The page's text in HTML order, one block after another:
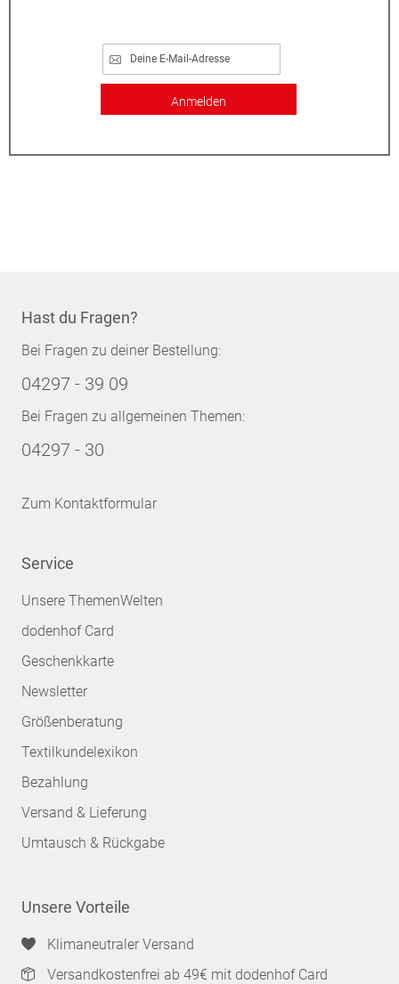
Anmelden
Hast du Fragen?
Bei Fragen zu deiner Bestellung:
04297 - 39 09
Bei Fragen zu allgemeinen Themen:
04297 - 30
Zum Kontaktformular
Service
Unsere ThemenWelten
dodenhof Card
Geschenkkarte
Newsletter
Größenberatung
Textilkundelexikon
Bezahlung
Versand & Lieferung
Umtausch & Rückgabe
Unsere Vorteile
Klimaneutraler Versand
Versandkostenfrei ab 49€ mit dodenhof Card